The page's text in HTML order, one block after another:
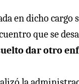
en dicho
que se
dar otro